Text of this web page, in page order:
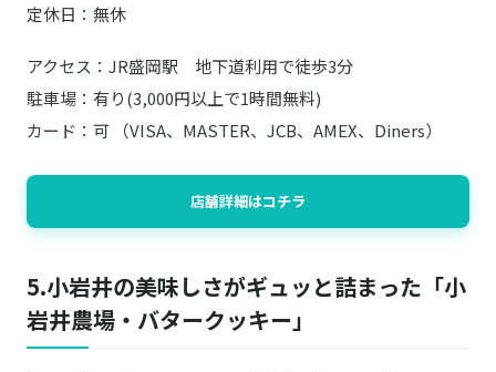
定休日：無休
アクセス：JR盛岡駅 地下道利用で徒歩3分
駐車場：有り(3,000円以上で1時間無料)
カード：可 （VISA、MASTER、JCB、AMEX、Diners）
店舗詳細はコチラ
5.小岩井の美味しさがギュッと詰まった「小
岩井農場・バタークッキー」